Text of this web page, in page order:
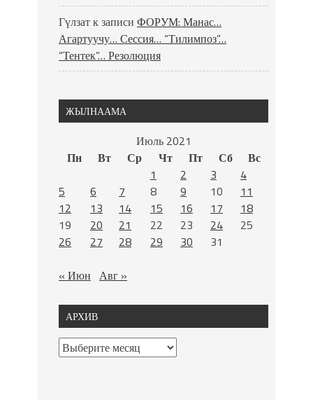
Гүлзатк записи ФОРУМ: Манас…
Агартуучу… Сессия… “Тилимпоз”…
“Тентек”… Резолюция
ЖЫЛНААМА
Июль 2021
Пн
Вт Ср Чт Пт Сб
Вс
1
2 3
4
5
6 7 8 9 10
11
12
13 14 15 16 17
18
19
20 21 22 23 24
25
26
27 28 29 30
31
« Июн Авг »
АРХИВ